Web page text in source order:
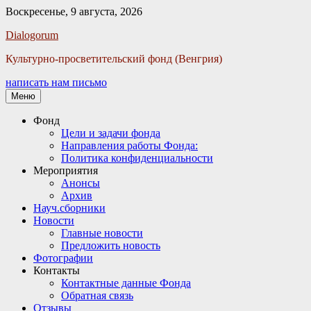
Воскресенье, 9 августа, 2026
Dialogorum
Культурно-просветительский фонд (Венгрия)
написать нам письмо
Меню
Основное
Фонд
Цели и задачи фонда
Направления работы Фонда:
Политика конфиденциальности
Мероприятия
Анонсы
Архив
Науч.сборники
Новости
Главные новости
Предложить новость
Фотографии
Контакты
Контактные данные Фонда
Обратная связь
Отзывы